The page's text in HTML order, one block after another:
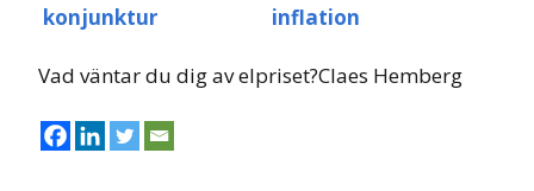
konjunktur
inflation
Vad väntar du dig av elpriset?Claes Hemberg